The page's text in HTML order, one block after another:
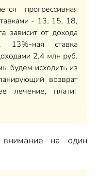
услуг (новая
справки по новой форме
по новой форме
медуслуг по новой
услуг (старая
в налоговую
прогрессивная
- 13, 15, 18,
зависит от дохода
13%-ная ставка
2,4 млн руб.
будем исходить из
возврат
лечение, платит
на один